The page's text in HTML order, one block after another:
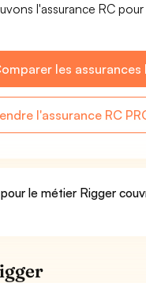
l'assurance RC
les assurances
l'assurance RC
le métier Rigger